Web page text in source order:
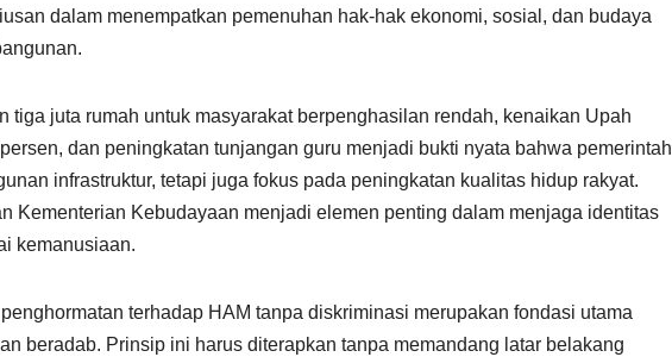
dalam menempatkan pemenuhan hak-hak ekonomi, sosial, dan budaya
tiga juta rumah untuk masyarakat berpenghasilan rendah, kenaikan Upah
dan peningkatan tunjangan guru menjadi bukti nyata bahwa pemerintah
infrastruktur, tetapi juga fokus pada peningkatan kualitas hidup rakyat.
Kementerian Kebudayaan menjadi elemen penting dalam menjaga identitas
kemanusiaan.
terhadap HAM tanpa diskriminasi merupakan fondasi utama
beradab. Prinsip ini harus diterapkan tanpa memandang latar belakang